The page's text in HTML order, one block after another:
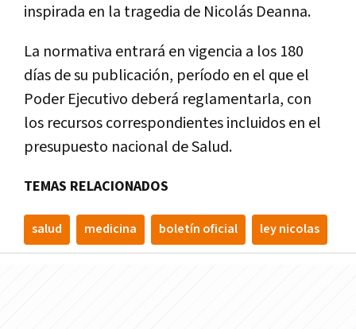
inspirada en la tragedia de Nicolás Deanna.
La normativa entrará en vigencia a los 180
días de su publicación, período en el que el
Poder Ejecutivo deberá reglamentarla, con
los recursos correspondientes incluidos en el
presupuesto nacional de Salud.
TEMAS RELACIONADOS
salud medicina boletín oficial ley nicolas